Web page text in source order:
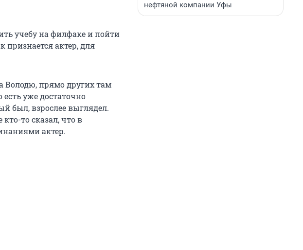
учебу на филфаке и пойти
признается актер, для
Володю, прямо других там
уже достаточно
был, взрослее выглядел.
то сказал, что в
актер.
нефтяной компании Уфы